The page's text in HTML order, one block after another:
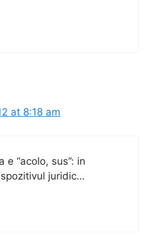
at 8:18 am
e “acolo, sus”: in
juridic…